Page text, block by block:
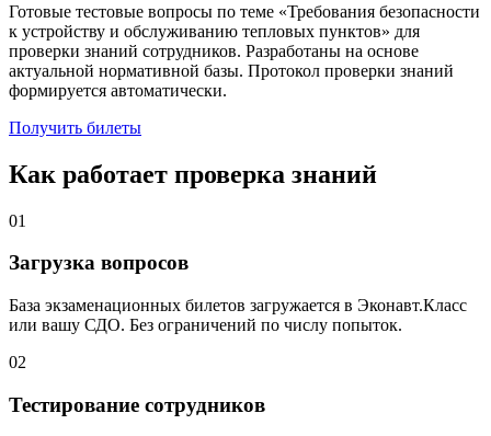
Готовые тестовые вопросы по теме «Требования безопасности
к устройству и обслуживанию тепловых пунктов» для
проверки знаний сотрудников. Разработаны на основе
актуальной нормативной базы. Протокол проверки знаний
формируется автоматически.
Получить билеты
Как работает проверка знаний
01
Загрузка вопросов
База экзаменационных билетов загружается в Эконавт.Класс
или вашу СДО. Без ограничений по числу попыток.
02
Тестирование сотрудников